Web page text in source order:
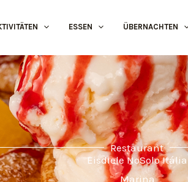
ESSEN ÜBERNACHTEN
Restaurant
Eisdiele NoSolo Itália
Marina